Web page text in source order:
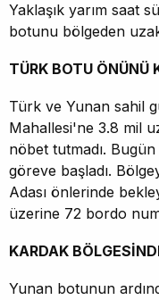
Yaklaşık yarım saat
botunu bölgeden
TÜRK BOTU ÖNÜNÜ
Türk ve Yunan sahil
Mahallesi'ne 3.8 mil
nöbet tutmadı.
göreve başladı.
Adası önlerinde
üzerine 72 bordo
KARDAK
Yunan botunun